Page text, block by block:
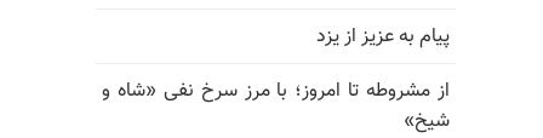
پیام به عزیز از یزد
از مشروطه تا امروز؛ با مرز سرخ نفی «شاه و
شیخ»